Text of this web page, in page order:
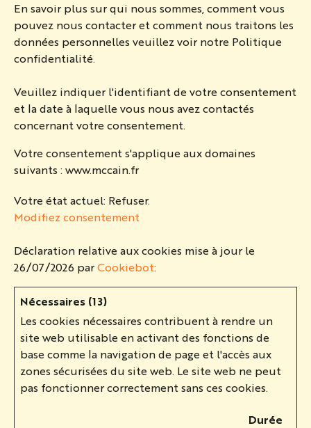
En savoir plus sur qui nous sommes, comment vous
pouvez nous contacter et comment nous traitons les
données personnelles veuillez voir notre Politique
confidentialité.
Veuillez indiquer l'identifiant de votre consentement
et la date à laquelle vous nous avez contactés
concernant votre consentement.
Votre consentement s'applique aux domaines
suivants : www.mccain.fr
Votre état ​​actuel: Refuser.
Modifiez consentement
Déclaration relative aux cookies mise à jour le
26/07/2026 parCookiebot:
Nécessaires (13)
Les cookies nécessaires contribuent à rendre un
site web utilisable en activant des fonctions de
base comme la navigation de page et l'accès aux
zones sécurisées du site web. Le site web ne peut
pas fonctionner correctement sans ces cookies.
Durée